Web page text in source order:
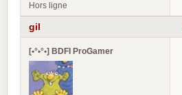
Hors ligne
gil
[•°•°•] BDFI ProGamer